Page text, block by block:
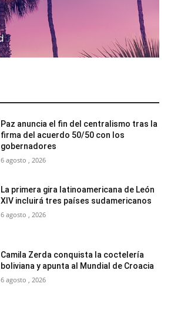
Paz anuncia el fin del centralismo tras la
firma del acuerdo 50/50 con los
gobernadores
6 agosto , 2026
La primera gira latinoamericana de León
XIV incluirá tres países sudamericanos
6 agosto , 2026
Camila Zerda conquista la coctelería
boliviana y apunta al Mundial de Croacia
6 agosto , 2026